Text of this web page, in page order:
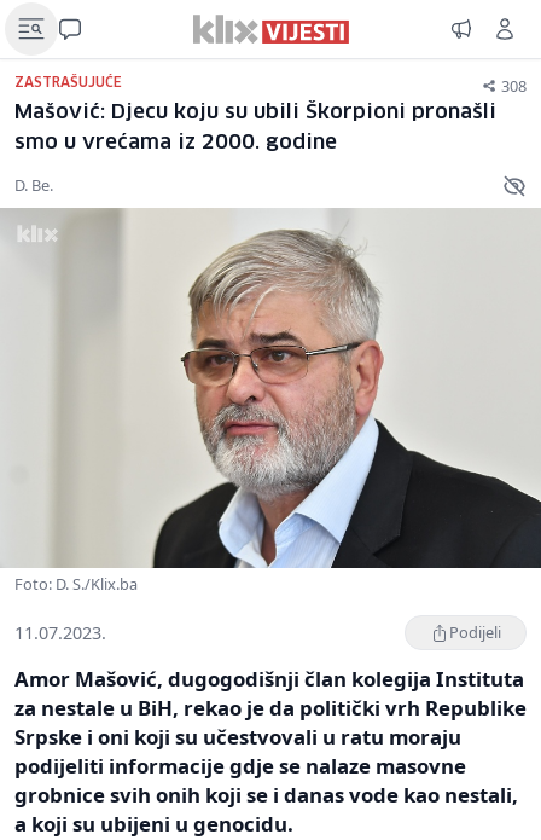
ZASTRAŠUJUĆE 308
Mašović: Djecu koju su ubili Škorpioni pronašli
smo u vrećama iz 2000. godine
D. Be.
Foto: D. S./Klix.ba
11.07.2023. Podijeli
Amor Mašović, dugogodišnji član kolegija Instituta
za nestale u BiH, rekao je da politički vrh Republike
Srpske i oni koji su učestvovali u ratu moraju
podijeliti informacije gdje se nalaze masovne
grobnice svih onih koji se i danas vode kao nestali,
a koji su ubijeni u genocidu.